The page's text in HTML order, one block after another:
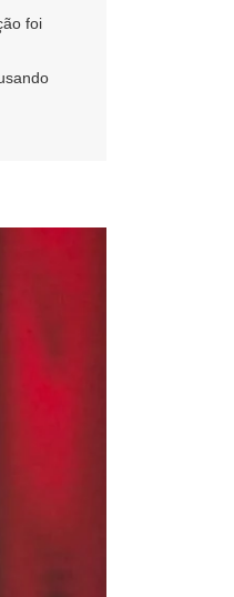
foi